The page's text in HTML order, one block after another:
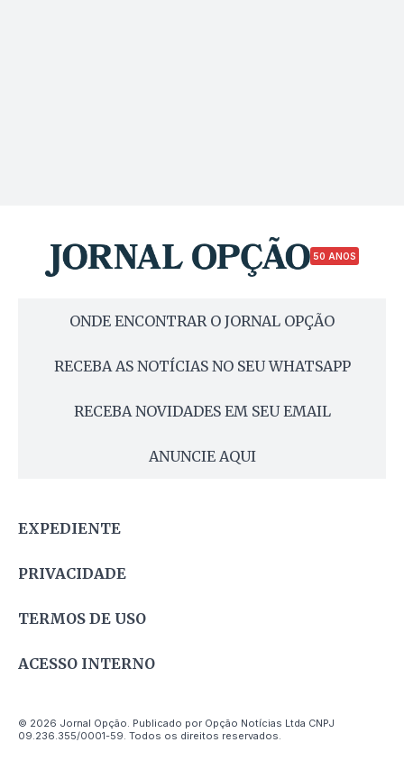
50 ANOS
ONDE ENCONTRAR O JORNAL OPÇÃO
RECEBA AS NOTÍCIAS NO SEU WHATSAPP
RECEBA NOVIDADES EM SEU EMAIL
ANUNCIE AQUI
EXPEDIENTE
PRIVACIDADE
TERMOS DE USO
ACESSO INTERNO
© 2026 Jornal Opção. Publicado por Opção Notícias Ltda CNPJ
09.236.355/0001-59. Todos os direitos reservados.